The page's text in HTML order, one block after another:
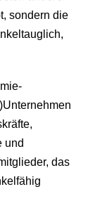
sondern die
und
das